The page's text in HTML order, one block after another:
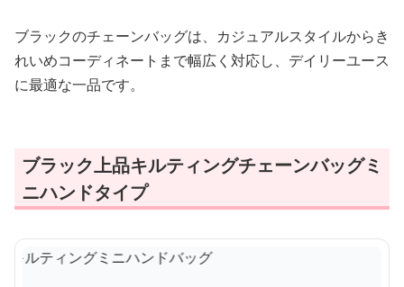
ブラックのチェーンバッグは、カジュアルスタイルからき
れいめコーディネートまで幅広く対応し、デイリーユース
に最適な一品です。
ブラック上品キルティングチェーンバッグミ
ニハンドタイプ